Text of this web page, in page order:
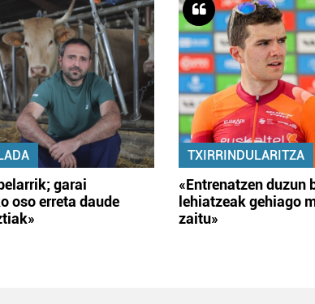
garai
oso erreta daude
TXIRRINDULARITZA
«Entrenatzen duzun
lehiatzeak gehiago
zaitu»